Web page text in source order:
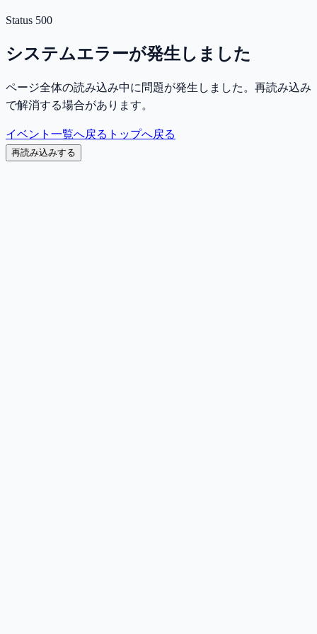
Status 500
システムエラーが発生しました
ページ全体の読み込み中に問題が発生しました。再読み込み
で解消する場合があります。
イベント一覧へ戻る トップへ戻る
再読み込みする